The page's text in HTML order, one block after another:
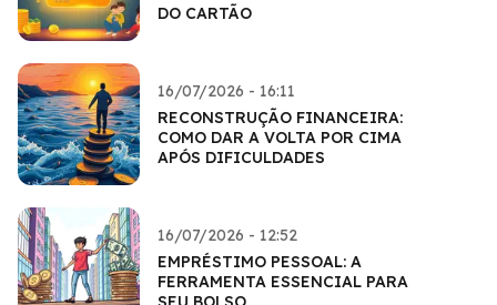
DO CARTÃO
16/07/2026 - 16:11
RECONSTRUÇÃO FINANCEIRA:
COMO DAR A VOLTA POR CIMA
APÓS DIFICULDADES
16/07/2026 - 12:52
EMPRÉSTIMO PESSOAL: A
FERRAMENTA ESSENCIAL PARA